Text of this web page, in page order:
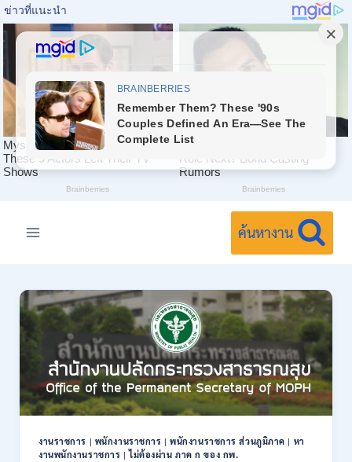
ค้นหางาน
งานราชการ | พนักงานราชการ |พนักงานราชการ ส่วนภูมิภาค | หา
งานพนักงานราชการ |ไม่ต้องผ่าน ภาค ก ของ กพ.